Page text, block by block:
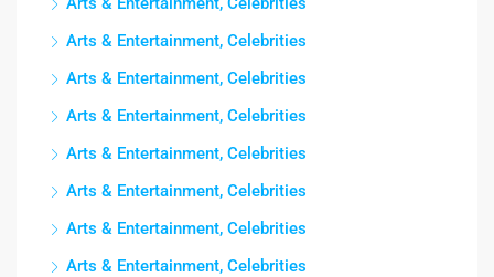
Arts & Entertainment, Celebrities
Arts & Entertainment, Celebrities
Arts & Entertainment, Celebrities
Arts & Entertainment, Celebrities
Arts & Entertainment, Celebrities
Arts & Entertainment, Celebrities
Arts & Entertainment, Celebrities